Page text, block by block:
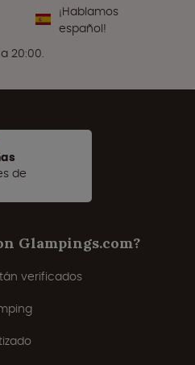
¡Hablamos
español!
20:00.
de
Glampings.com?
verificados